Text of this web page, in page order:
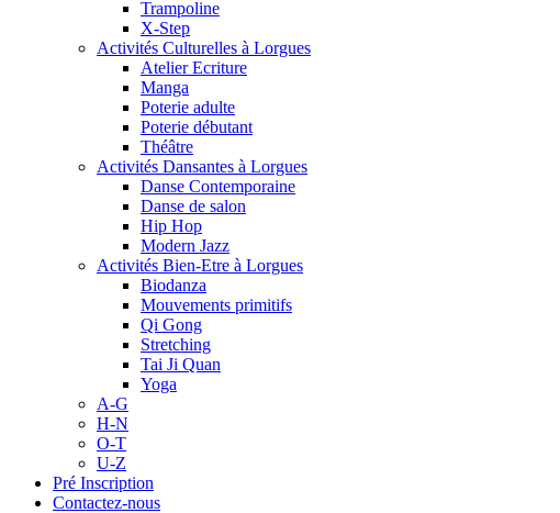
Trampoline
X-Step
Activités Culturelles à Lorgues
Atelier Ecriture
Manga
Poterie adulte
Poterie débutant
Théâtre
Activités Dansantes à Lorgues
Danse Contemporaine
Danse de salon
Hip Hop
Modern Jazz
Activités Bien-Etre à Lorgues
Biodanza
Mouvements primitifs
Qi Gong
Stretching
Tai Ji Quan
Yoga
A-G
H-N
O-T
U-Z
Pré Inscription
Contactez-nous